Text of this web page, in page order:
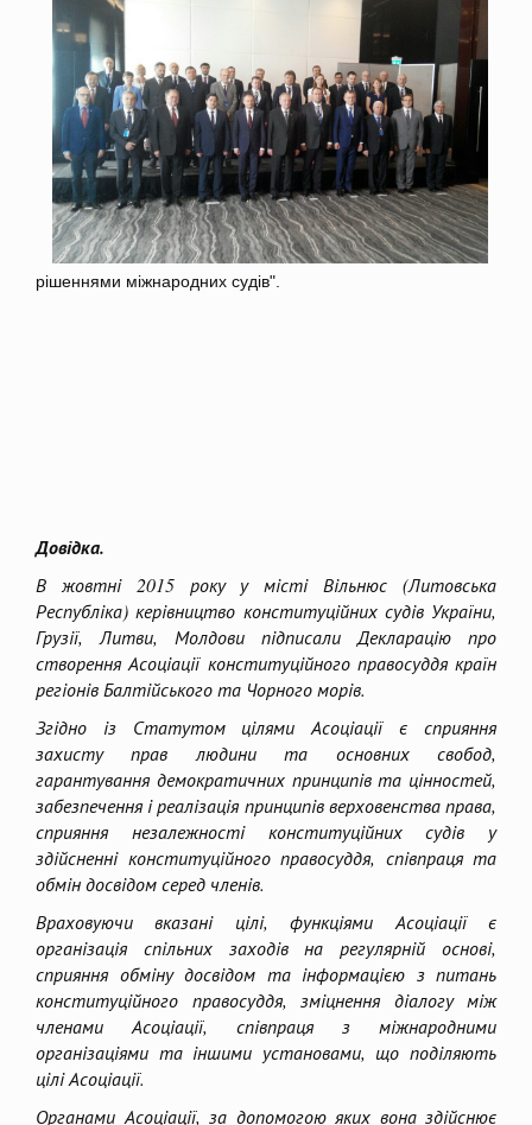
рішеннями міжнародних судів".
Довідка.
В жовтні 2015 року у місті Вільнюс (Литовська
Республіка) керівництво конституційних судів України,
Грузії, Литви, Молдови підписали Декларацію про
створення Асоціації конституційного правосуддя країн
регіонів Балтійського та Чорного морів.
Згідно із Статутом цілями Асоціації є сприяння
захисту прав людини та основних свобод,
гарантування демократичних принципів та цінностей,
забезпечення і реалізація принципів верховенства права,
сприяння незалежності конституційних судів у
здійсненні конституційного правосуддя, співпраця та
обмін досвідом серед членів.
Враховуючи вказані цілі, функціями Асоціації є
організація спільних заходів на регулярній основі,
сприяння обміну досвідом та інформацією з питань
конституційного правосуддя, зміцнення діалогу між
членами Асоціації, співпраця з міжнародними
організаціями та іншими установами, що поділяють
цілі Асоціації.
Органами Асоціації, за допомогою яких вона здійснює